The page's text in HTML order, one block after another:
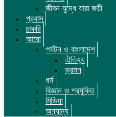
জীবন যুদ্ধে যারা জয়ী
প্রবাস
চাকরি
আরো
পর্যটন ও বাংলাদেশ
ঐতিহ্য
ভ্রমন
ধর্ম
বিজ্ঞান ও প্রযুক্তি
মিডিয়া
অন্যান্য